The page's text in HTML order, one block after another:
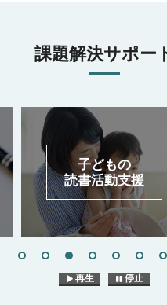
課題解決サポー
子どもの
読書活動支援
再生 停止